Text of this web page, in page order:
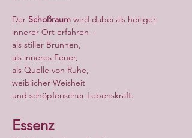
Der Schoßraum wird dabei als heiliger
innerer Ort erfahren –
als stiller Brunnen,
als inneres Feuer,
als Quelle von Ruhe,
weiblicher Weisheit
und schöpferischer Lebenskraft.
Essenz